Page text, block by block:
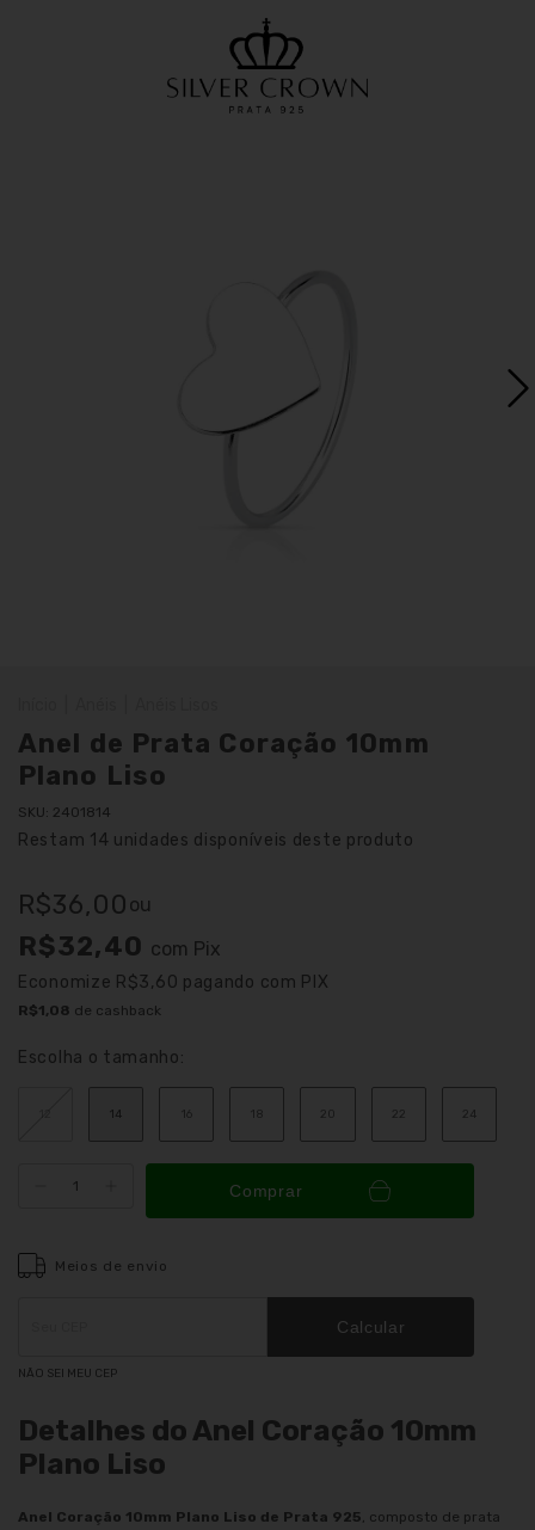
Anel de Prata Coração 10mm
Plano Liso
SKU: 2401814
Restam 14 unidades disponíveis deste produto
R$36,00 ou
R$32,40 com Pix
Economize R$3,60 pagando com PIX
R$1,08 de cashback
Escolha o tamanho:
14 16 18 20 22 24
Comprar
Meios de envio
ALTERAR CEP
Calcular
NÃO SEI MEU CEP
Detalhes do Anel Coração 10mm
Plano Liso
Anel Coração 10mm Plano Liso de Prata 925, composto de prata